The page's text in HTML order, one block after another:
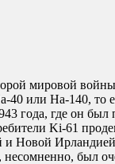
мировой
40 или Ha-140, то
где он был
Ki-61
был